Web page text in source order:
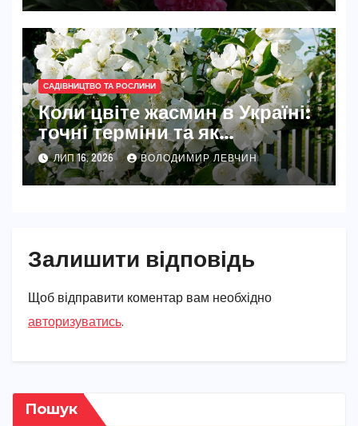
САДІВНИЦТВО ТА РОСЛИНИ
Коли цвіте жасмин в Україні:
точні терміни та як
забезпечити рясне цвітіння
ЛИП 16, 2026 ВОЛОДИМИР ЛЕВЧИН
Залишити відповідь
Щоб відправити коментар вам необхідно
авторизуватись.
Пошук